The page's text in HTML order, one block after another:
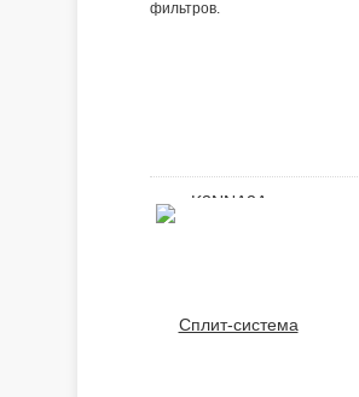
фильтров.